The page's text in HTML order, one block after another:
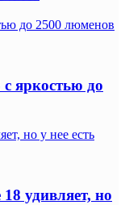
до 2500 люменов
яркостью до
но у нее есть
удивляет, но